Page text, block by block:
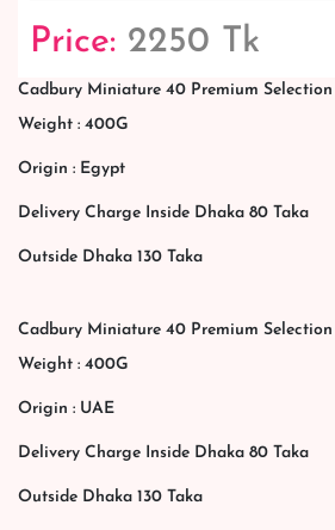
Price: 2250 Tk
Cadbury Miniature 40 Premium Selection
Weight : 400G
Origin : Egypt
Delivery Charge Inside Dhaka 80 Taka
Outside Dhaka 130 Taka
Cadbury Miniature 40 Premium Selection
Weight : 400G
Origin : UAE
Delivery Charge Inside Dhaka 80 Taka
Outside Dhaka 130 Taka